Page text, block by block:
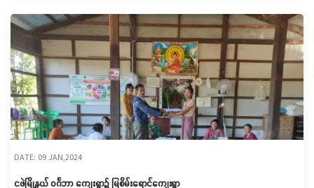
DATE: 09 JAN,2024
ငဖဲမြို့နယ် ဝင်္ဂဘာ ကျေးရွာ၌ မြစိမ်းရောင်ကျေးရွာ